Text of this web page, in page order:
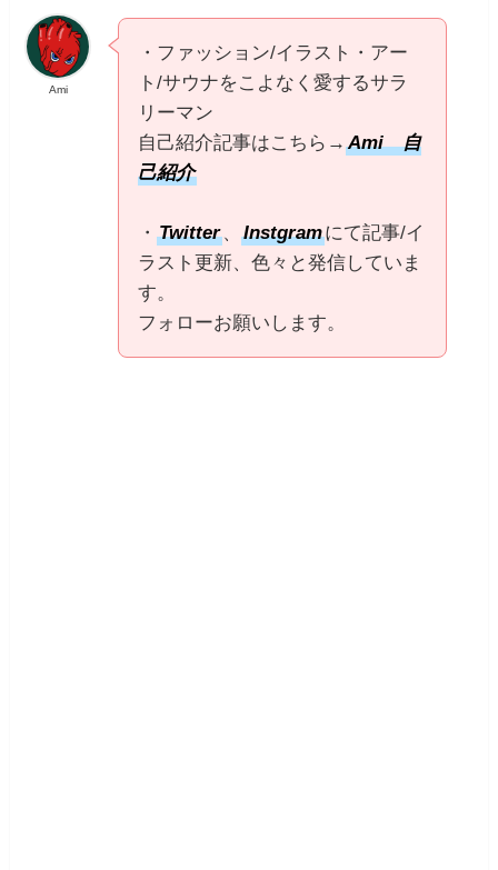
Ami
・ファッション/イラスト・アー
ト/サウナをこよなく愛するサラ
リーマン
自己紹介記事はこちら→Ami 自
己紹介
・Twitter、Instgramにて記事/イ
ラスト更新、色々と発信していま
す。
フォローお願いします。